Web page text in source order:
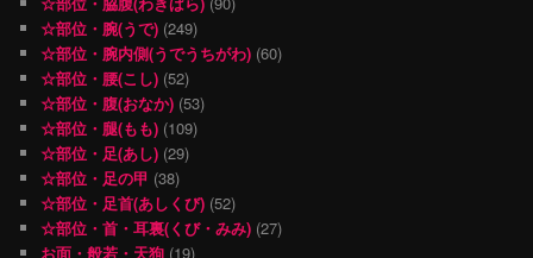
☆部位・腕(うで) (249)
☆部位・腕内側(うでうちがわ) (60)
☆部位・腰(こし) (52)
☆部位・腹(おなか) (53)
☆部位・腿(もも) (109)
☆部位・足(あし) (29)
☆部位・足の甲 (38)
☆部位・足首(あしくび) (52)
☆部位・首・耳裏(くび・みみ) (27)
お面・般若・天狗 (19)